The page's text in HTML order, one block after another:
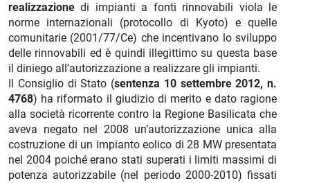
realizzazione di impianti a fonti rinnovabili viola le
norme internazionali (protocollo di Kyoto) e quelle
comunitarie (2001/77/Ce) che incentivano lo sviluppo
delle rinnovabili ed è quindi illegittimo su questa base
il diniego all’autorizzazione a realizzare gli impianti.
Il Consiglio di Stato (sentenza 10 settembre 2012, n.
4768) ha riformato il giudizio di merito e dato ragione
alla società ricorrente contro la Regione Basilicata che
aveva negato nel 2008 un’autorizzazione unica alla
costruzione di un impianto eolico di 28 MW presentata
nel 2004 poiché erano stati superati i limiti massimi di
potenza autorizzabile (nel periodo 2000-2010) fissati